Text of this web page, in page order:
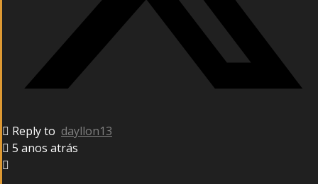
Reply to dayllon13
5 anos atrás